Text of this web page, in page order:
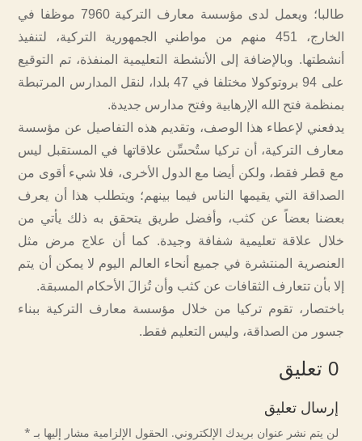
طالبا؛ ويعمل لدى مؤسسة معارف التركية 7960 موظفا في
الخارج، 451 منهم من مواطني الجمهورية التركية، لتنفيذ
أنشطتها. وبالإضافة إلى الأنشطة التعليمية المنفذة، تم التوقيع
على 94 بروتوكولا مختلفا في 47 بلدا، لنقل المدارس المرتبطة
بمنظمة فتح الله الإرهابية وفتح مدارس جديدة.
يدفعني لإعطاء هذا الوصف، وتقديم هذه التفاصيل عن مؤسسة
معارف التركية، أن تركيا ستُحسِّن علاقاتها في المستقبل ليس
مع قطر فقط، ولكن أيضا مع الدول الأخرى، فلا شيء أقوى من
الصداقة التي يقيمها الناس فيما بينهم؛ ويتطلب هذا أن يعرف
بعضنا بعضاً عن كثب، وأفضل طريق يتحقق به ذلك يأتي من
خلال علاقة تعليمية شفافة وجيدة. كما أن علاج مرض مثل
العنصرية المنتشرة في جميع أنحاء العالم اليوم لا يمكن أن يتم
إلا بأن تتعارف الثقافات عن كثب وأن تُزالَ الأحكام المسبقة.
باختصار، تقوم تركيا من خلال مؤسسة معارف التركية ببناء
جسور من الصداقة، وليس التعليم فقط.
0 تعليق
إرسال تعليق
لن يتم نشر عنوان بريدك الإلكتروني. الحقول الإلزامية مشار إليها بـ *